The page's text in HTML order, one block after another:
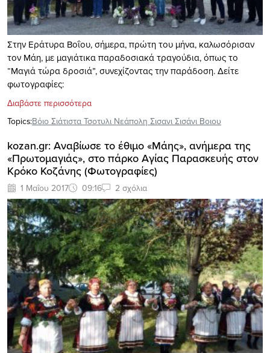
Στην Εράτυρα Βοΐου, σήμερα, πρώτη του μήνα, καλωσόρισαν
τον Μάη, με μαγιάτικα παραδοσιακά τραγούδια, όπως το
“Μαγιά τώρα δροσιά”, συνεχίζοντας την παράδοση. Δείτε
φωτογραφίες:
Διαβάστε περισσότερα
Topics:Βόιο Σιάτιστα Τσοτυλι Νεάπολη Σισανι Σισάνι Βοιου
kozan.gr: Αναβίωσε το έθιμο «Μάης», ανήμερα της
«Πρωτομαγιάς», στο πάρκο Αγίας Παρασκευής στον
Κρόκο Κοζάνης (Φωτογραφίες)
1 Μαΐου 2017 09:16 2 σχόλια